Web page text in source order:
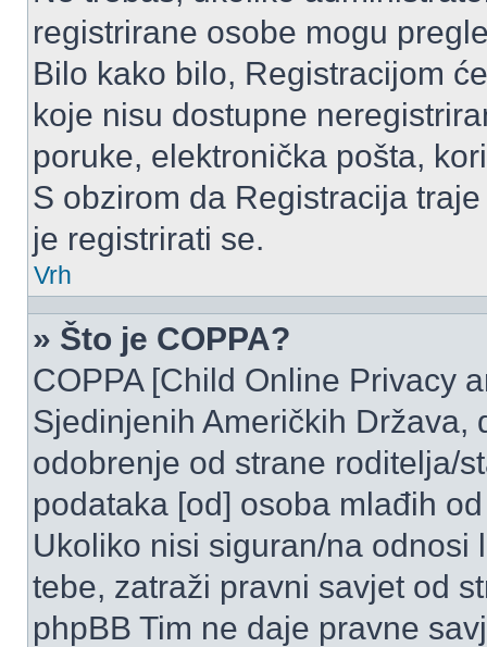
registrirane osobe mogu
Bilo kako bilo, Registracijom
koje nisu dostupne
poruke, elektronička pošta,
S obzirom da Registracija
je registrirati se.
Vrh
» Što je COPPA?
COPPA [Child Online Privacy
Sjedinjenih Američkih
odobrenje od strane roditelja/
podataka [od] osoba mlađih
Ukoliko nisi siguran/na odnosi
tebe, zatraži pravni savjet od
phpBB Tim ne daje pravne